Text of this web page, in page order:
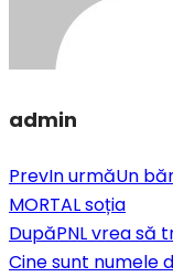
admin
PrevIn urmăUn
MORTAL soția
DupăPNL vrea să
Cine sunt numele